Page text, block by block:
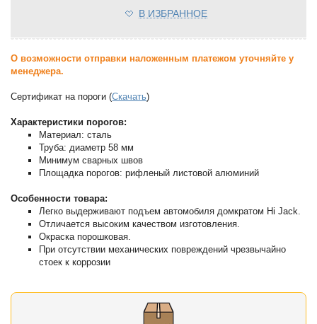
В ИЗБРАННОЕ
О возможности отправки наложенным платежом уточняйте у
менеджера.
Сертификат на пороги (Скачать)
Характеристики порогов:
Материал: сталь
Труба: диаметр 58 мм
Минимум сварных швов
Площадка порогов: рифленый листовой алюминий
Особенности товара:
Легко выдерживают подъем автомобиля домкратом Hi Jack.
Отличается высоким качеством изготовления.
Окраска порошковая.
При отсутствии механических повреждений чрезвычайно
стоек к коррозии